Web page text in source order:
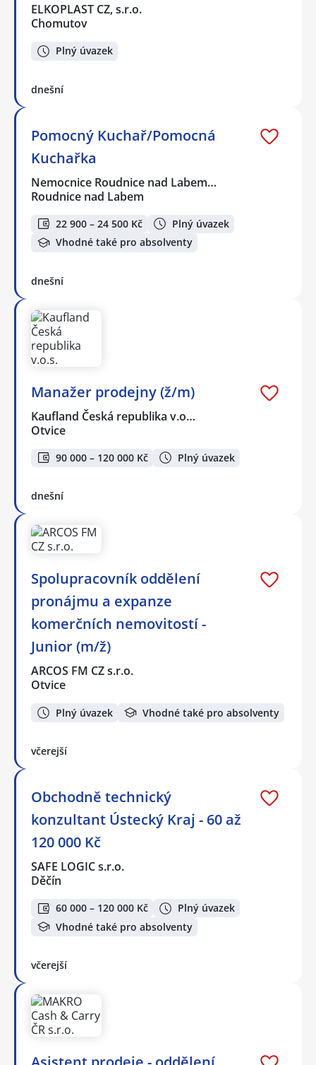
ELKOPLAST CZ, s.r.o.
Chomutov
Plný úvazek
dnešní
Pomocný Kuchař/Pomocná
Kuchařka
Nemocnice Roudnice nad Labem…
Roudnice nad Labem
22 900 – 24 500 Kč
Plný úvazek
Vhodné také pro absolventy
dnešní
Manažer prodejny (ž/m)
Kaufland Česká republika v.o…
Otvice
90 000 – 120 000 Kč Plný úvazek
dnešní
Spolupracovník oddělení
pronájmu a expanze
komerčních nemovitostí -
Junior (m/ž)
ARCOS FM CZ s.r.o.
Otvice
Plný úvazek Vhodné také pro absolventy
včerejší
Obchodně technický
konzultant Ústecký Kraj - 60 až
120 000 Kč
SAFE LOGIC s.r.o.
Děčín
60 000 – 120 000 Kč
Plný úvazek
Vhodné také pro absolventy
včerejší